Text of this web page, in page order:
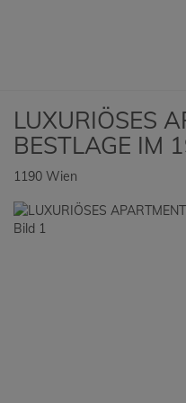
LUXURIÖSES
BESTLAGE IM
1190 Wien